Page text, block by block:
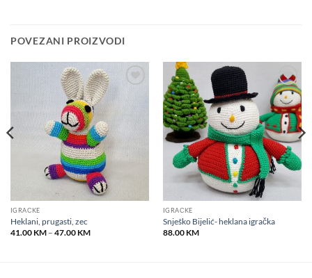
POVEZANI PROIZVODI
Add to
IGRAČKE
Heklani, prugasti, zec
41.00 KM – 47.00 KMPrice
Add to
wishlist
IGRAČKE
Snješko Bijelić- heklana igračka
88.00 KM